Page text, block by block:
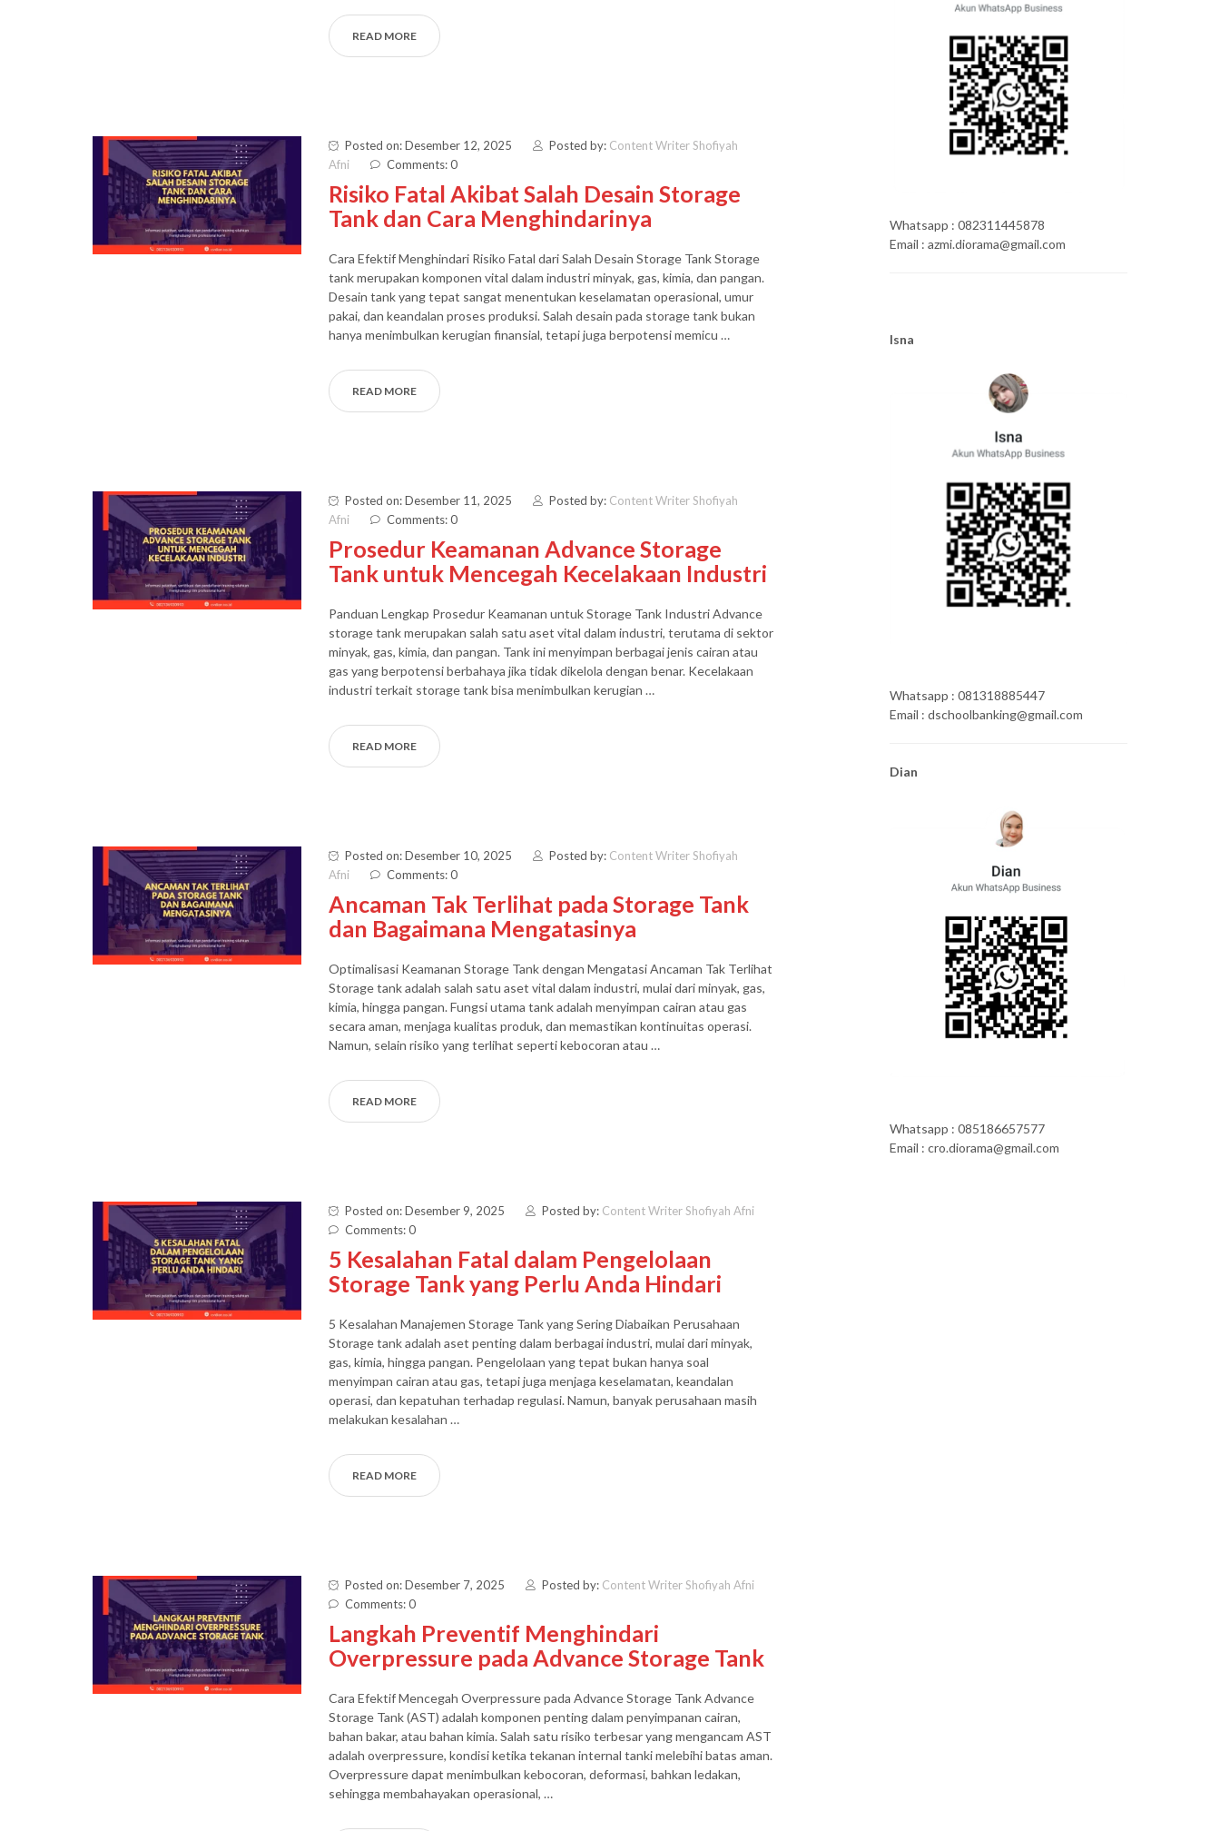
READ MORE
Posted on: Desember 12, 2025 Posted by: Content Writer Shofiyah
Afni
Comments: 0
Risiko Fatal Akibat Salah Desain Storage
Tank dan Cara Menghindarinya
Cara Efektif Menghindari Risiko Fatal dari Salah Desain Storage Tank Storage
tank merupakan komponen vital dalam industri minyak, gas, kimia, dan pangan.
Desain tank yang tepat sangat menentukan keselamatan operasional, umur
pakai, dan keandalan proses produksi. Salah desain pada storage tank bukan
hanya menimbulkan kerugian finansial, tetapi juga berpotensi memicu …
READ MORE
Posted on: Desember 11, 2025 Posted by: Content Writer Shofiyah
Afni
Comments: 0
Prosedur Keamanan Advance Storage
Tank untuk Mencegah Kecelakaan Industri
Panduan Lengkap Prosedur Keamanan untuk Storage Tank Industri Advance
storage tank merupakan salah satu aset vital dalam industri, terutama di sektor
minyak, gas, kimia, dan pangan. Tank ini menyimpan berbagai jenis cairan atau
gas yang berpotensi berbahaya jika tidak dikelola dengan benar. Kecelakaan
industri terkait storage tank bisa menimbulkan kerugian …
READ MORE
Posted on: Desember 10, 2025 Posted by: Content Writer Shofiyah
Afni
Comments: 0
Ancaman Tak Terlihat pada Storage Tank
dan Bagaimana Mengatasinya
Optimalisasi Keamanan Storage Tank dengan Mengatasi Ancaman Tak Terlihat
Storage tank adalah salah satu aset vital dalam industri, mulai dari minyak, gas,
kimia, hingga pangan. Fungsi utama tank adalah menyimpan cairan atau gas
secara aman, menjaga kualitas produk, dan memastikan kontinuitas operasi.
Namun, selain risiko yang terlihat seperti kebocoran atau …
READ MORE
Posted on: Desember 9, 2025 Posted by: Content Writer Shofiyah Afni
Comments: 0
5 Kesalahan Fatal dalam Pengelolaan
Storage Tank yang Perlu Anda Hindari
5 Kesalahan Manajemen Storage Tank yang Sering Diabaikan Perusahaan
Storage tank adalah aset penting dalam berbagai industri, mulai dari minyak,
gas, kimia, hingga pangan. Pengelolaan yang tepat bukan hanya soal
menyimpan cairan atau gas, tetapi juga menjaga keselamatan, keandalan
operasi, dan kepatuhan terhadap regulasi. Namun, banyak perusahaan masih
melakukan kesalahan …
READ MORE
Posted on: Desember 7, 2025 Posted by: Content Writer Shofiyah Afni
Comments: 0
Langkah Preventif Menghindari
Overpressure pada Advance Storage Tank
Cara Efektif Mencegah Overpressure pada Advance Storage Tank Advance
Storage Tank (AST) adalah komponen penting dalam penyimpanan cairan,
bahan bakar, atau bahan kimia. Salah satu risiko terbesar yang mengancam AST
adalah overpressure, kondisi ketika tekanan internal tanki melebihi batas aman.
Overpressure dapat menimbulkan kebocoran, deformasi, bahkan ledakan,
sehingga membahayakan operasional, …
Whatsapp : 082311445878
Email : azmi.diorama@gmail.com
Isna
Whatsapp : 081318885447
Email : dschoolbanking@gmail.com
Dian
Whatsapp : 085186657577
Email : cro.diorama@gmail.com